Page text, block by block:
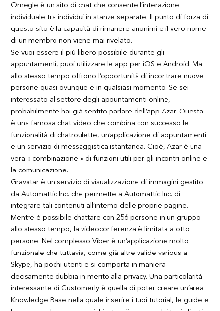
Omegle è un sito di chat che consente l’interazione
individuale tra individui in stanze separate. Il punto di forza di
questo sito è la capacità di rimanere anonimi e il vero nome
di un membro non viene mai rivelato.
Se vuoi essere il più libero possibile durante gli
appuntamenti, puoi utilizzare le app per iOS e Android. Ma
allo stesso tempo offrono l’opportunità di incontrare nuove
persone quasi ovunque e in qualsiasi momento. Se sei
interessato al settore degli appuntamenti online,
probabilmente hai già sentito parlare dell’app Azar. Questa
è una famosa chat video che combina con successo le
funzionalità di chatroulette, un’applicazione di appuntamenti
e un servizio di messaggistica istantanea. Cioè, Azar è una
vera « combinazione » di funzioni utili per gli incontri online e
la comunicazione.
Gravatar è un servizio di visualizzazione di immagini gestito
da Automattic Inc. che permette a Automattic Inc. di
integrare tali contenuti all’interno delle proprie pagine.
Mentre è possibile chattare con 256 persone in un gruppo
allo stesso tempo, la videoconferenza è limitata a otto
persone. Nel complesso Viber è un’applicazione molto
funzionale che tuttavia, come già altre valide various a
Skype, ha pochi utenti e si comporta in maniera
decisamente dubbia in merito alla privacy. Una particolarità
interessante di Customerly è quella di poter creare un’area
Knowledge Base nella quale inserire i tuoi tutorial, le guide e